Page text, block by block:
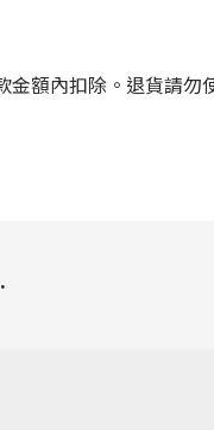
額內扣除。退貨請